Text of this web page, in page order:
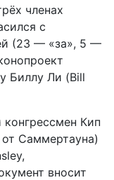
членах
с
(23 — «за», 5 —
Биллу Ли (Bill
Кип
Саммертауна)
вносит